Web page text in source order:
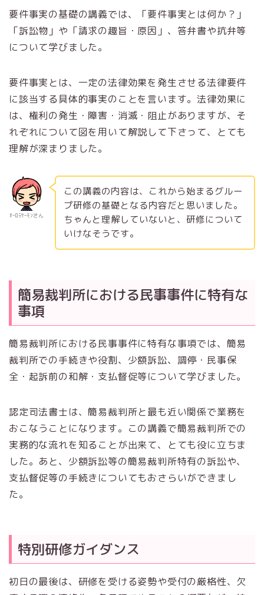
要件事実の基礎の講義では、「要件事実とは何か？」
「訴訟物」や「請求の趣旨・原因」、答弁書や抗弁等
について学びました。
要件事実とは、一定の法律効果を発生させる法律要件
に該当する具体的事実のことを言います。法律効果に
は、権利の発生・障害・消滅・阻止がありますが、そ
れぞれについて図を用いて解説して下さって、とても
理解が深まりました。
ｵｰﾛﾗｻｰﾓﾝさん
この講義の内容は、これから始まるグルー
プ研修の基礎となる内容だと思いました。
ちゃんと理解していないと、研修について
いけなそうです。
簡易裁判所における民事事件に特有な
事項
簡易裁判所における民事事件に特有な事項では、簡易
裁判所での手続きや役割、少額訴訟、調停・民事保
全・起訴前の和解・支払督促等について学びました。
認定司法書士は、簡易裁判所と最も近い関係で業務を
おこなうことになります。この講義で簡易裁判所での
実務的な流れを知ることが出来て、とても役に立ちま
した。あと、少額訴訟等の簡易裁判所特有の訴訟や、
支払督促等の手続きについてもおさらいができまし
た。
特別研修ガイダンス
初日の最後は、研修を受ける姿勢や受付の厳格性、欠